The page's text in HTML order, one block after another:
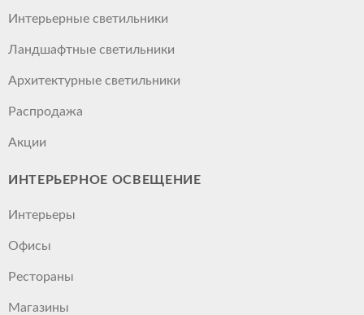
Интерьерные светильники
Ландшафтные светильники
Архитектурные светильники
Распродажа
Акции
ИНТЕРЬЕРНОЕ ОСВЕЩЕНИЕ
Интерьеры
Офисы
Рестораны
Магазины